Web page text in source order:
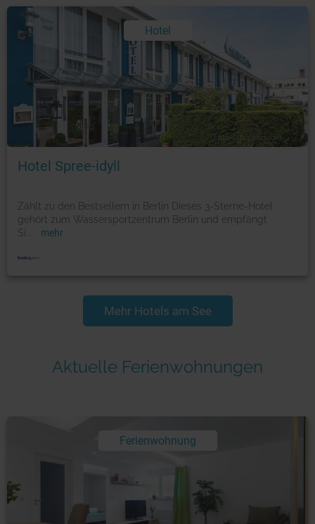
Hotel
Foto: © booking.com
Hotel Spree-idyll
Zählt zu den Bestsellern in Berlin Dieses 3-Sterne-Hotel
gehört zum Wassersportzentrum Berlin und empfängt
Si
mehr
Mehr Hotels am See
Aktuelle Ferienwohnungen
Ferienwohnung